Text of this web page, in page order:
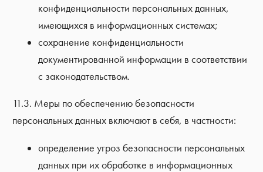
конфиденциальности персональных данных,
имеющихся в информационных системах;
сохранение конфиденциальности
документированной информации в соответствии
с законодательством.
11.3. Меры по обеспечению безопасности
персональных данных включают в себя, в частности:
определение угроз безопасности персональных
данных при их обработке в информационных